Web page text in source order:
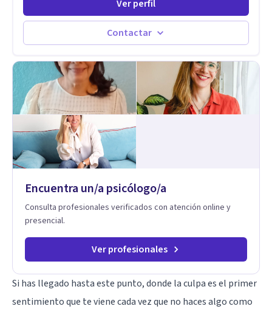
perfeccionistas, liderazgo, problemas de sueño, depresión,
entre otras).
Ver perfil
Contactar
Encuentra un/a psicólogo/a
Consulta profesionales verificados con atención online y
presencial.
Ver profesionales
Si has llegado hasta este punto, donde la culpa es el primer
sentimiento que te viene cada vez que no haces algo como